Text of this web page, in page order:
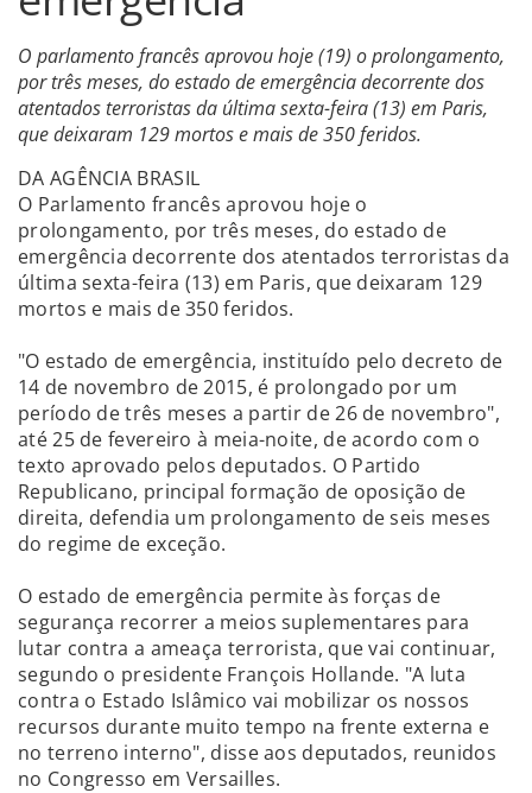
O parlamento francês aprovou hoje (19) o prolongamento,
por três meses, do estado de emergência decorrente dos
atentados terroristas da última sexta-feira (13) em Paris,
que deixaram 129 mortos e mais de 350 feridos.
DA AGÊNCIA BRASIL
O Parlamento francês aprovou hoje o
prolongamento, por três meses, do estado de
emergência decorrente dos atentados terroristas da
última sexta-feira (13) em Paris, que deixaram 129
mortos e mais de 350 feridos.
"O estado de emergência, instituído pelo decreto de
14 de novembro de 2015, é prolongado por um
período de três meses a partir de 26 de novembro",
até 25 de fevereiro à meia-noite, de acordo com o
texto aprovado pelos deputados. O Partido
Republicano, principal formação de oposição de
direita, defendia um prolongamento de seis meses
do regime de exceção.
O estado de emergência permite às forças de
segurança recorrer a meios suplementares para
lutar contra a ameaça terrorista, que vai continuar,
segundo o presidente François Hollande. "A luta
contra o Estado Islâmico vai mobilizar os nossos
recursos durante muito tempo na frente externa e
no terreno interno", disse aos deputados, reunidos
no Congresso em Versailles.